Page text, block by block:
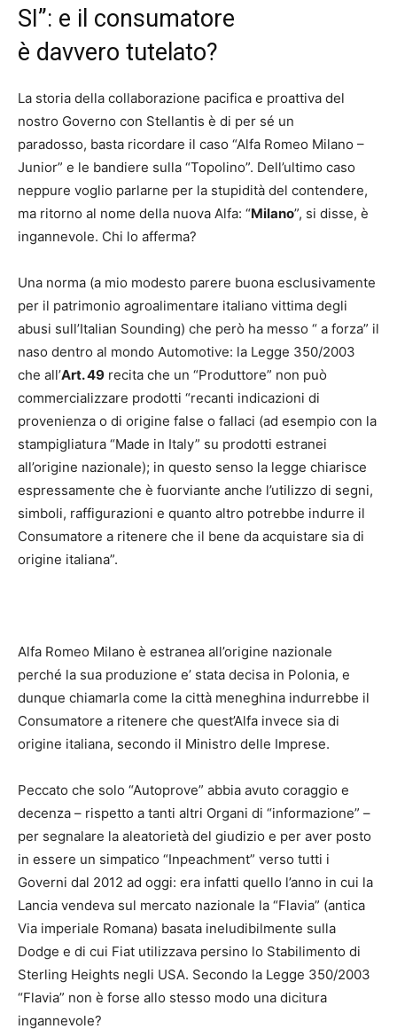
SI”: e il consumatore
è davvero tutelato?
La storia della collaborazione pacifica e proattiva del
nostro Governo con Stellantis è di per sé un
paradosso, basta ricordare il caso “Alfa Romeo Milano –
Junior” e le bandiere sulla “Topolino”. Dell’ultimo caso
neppure voglio parlarne per la stupidità del contendere,
ma ritorno al nome della nuova Alfa: “Milano”, si disse, è
ingannevole. Chi lo afferma?
Una norma (a mio modesto parere buona esclusivamente
per il patrimonio agroalimentare italiano vittima degli
abusi sull’Italian Sounding) che però ha messo “ a forza” il
naso dentro al mondo Automotive: la Legge 350/2003
che all’Art. 49 recita che un “Produttore” non può
commercializzare prodotti “recanti indicazioni di
provenienza o di origine false o fallaci (ad esempio con la
stampigliatura “Made in Italy” su prodotti estranei
all’origine nazionale); in questo senso la legge chiarisce
espressamente che è fuorviante anche l’utilizzo di segni,
simboli, raffigurazioni e quanto altro potrebbe indurre il
Consumatore a ritenere che il bene da acquistare sia di
origine italiana”.
Alfa Romeo Milano è estranea all’origine nazionale
perché la sua produzione e’ stata decisa in Polonia, e
dunque chiamarla come la città meneghina indurrebbe il
Consumatore a ritenere che quest’Alfa invece sia di
origine italiana, secondo il Ministro delle Imprese.
Peccato che solo “Autoprove” abbia avuto coraggio e
decenza – rispetto a tanti altri Organi di “informazione” –
per segnalare la aleatorietà del giudizio e per aver posto
in essere un simpatico “Inpeachment” verso tutti i
Governi dal 2012 ad oggi: era infatti quello l’anno in cui la
Lancia vendeva sul mercato nazionale la “Flavia” (antica
Via imperiale Romana) basata ineludibilmente sulla
Dodge e di cui Fiat utilizzava persino lo Stabilimento di
Sterling Heights negli USA. Secondo la Legge 350/2003
“Flavia” non è forse allo stesso modo una dicitura
ingannevole?